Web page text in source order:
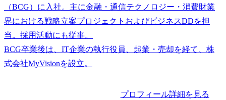
（BCG）に入社。主に金融・通信テクノロジー・消費財業
界における戦略立案プロジェクトおよびビジネスDDを担
当。採用活動にも従事。
BCG卒業後は、IT企業の執行役員、起業・売却を経て、株
プロフィール詳細を見る